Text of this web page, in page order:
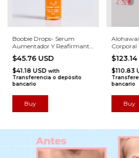
Boobie Drops- Serum
Aumentador Y Reafirmante
De Busto
$45.76 USD
$41.18 USDwith
Transferencia o depósito
bancario
Corporal
$110.83
bancario